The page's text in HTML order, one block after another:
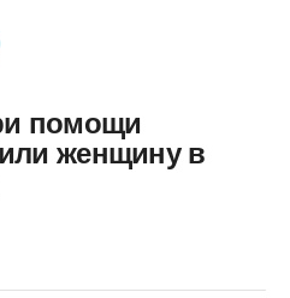
помощи
женщину в